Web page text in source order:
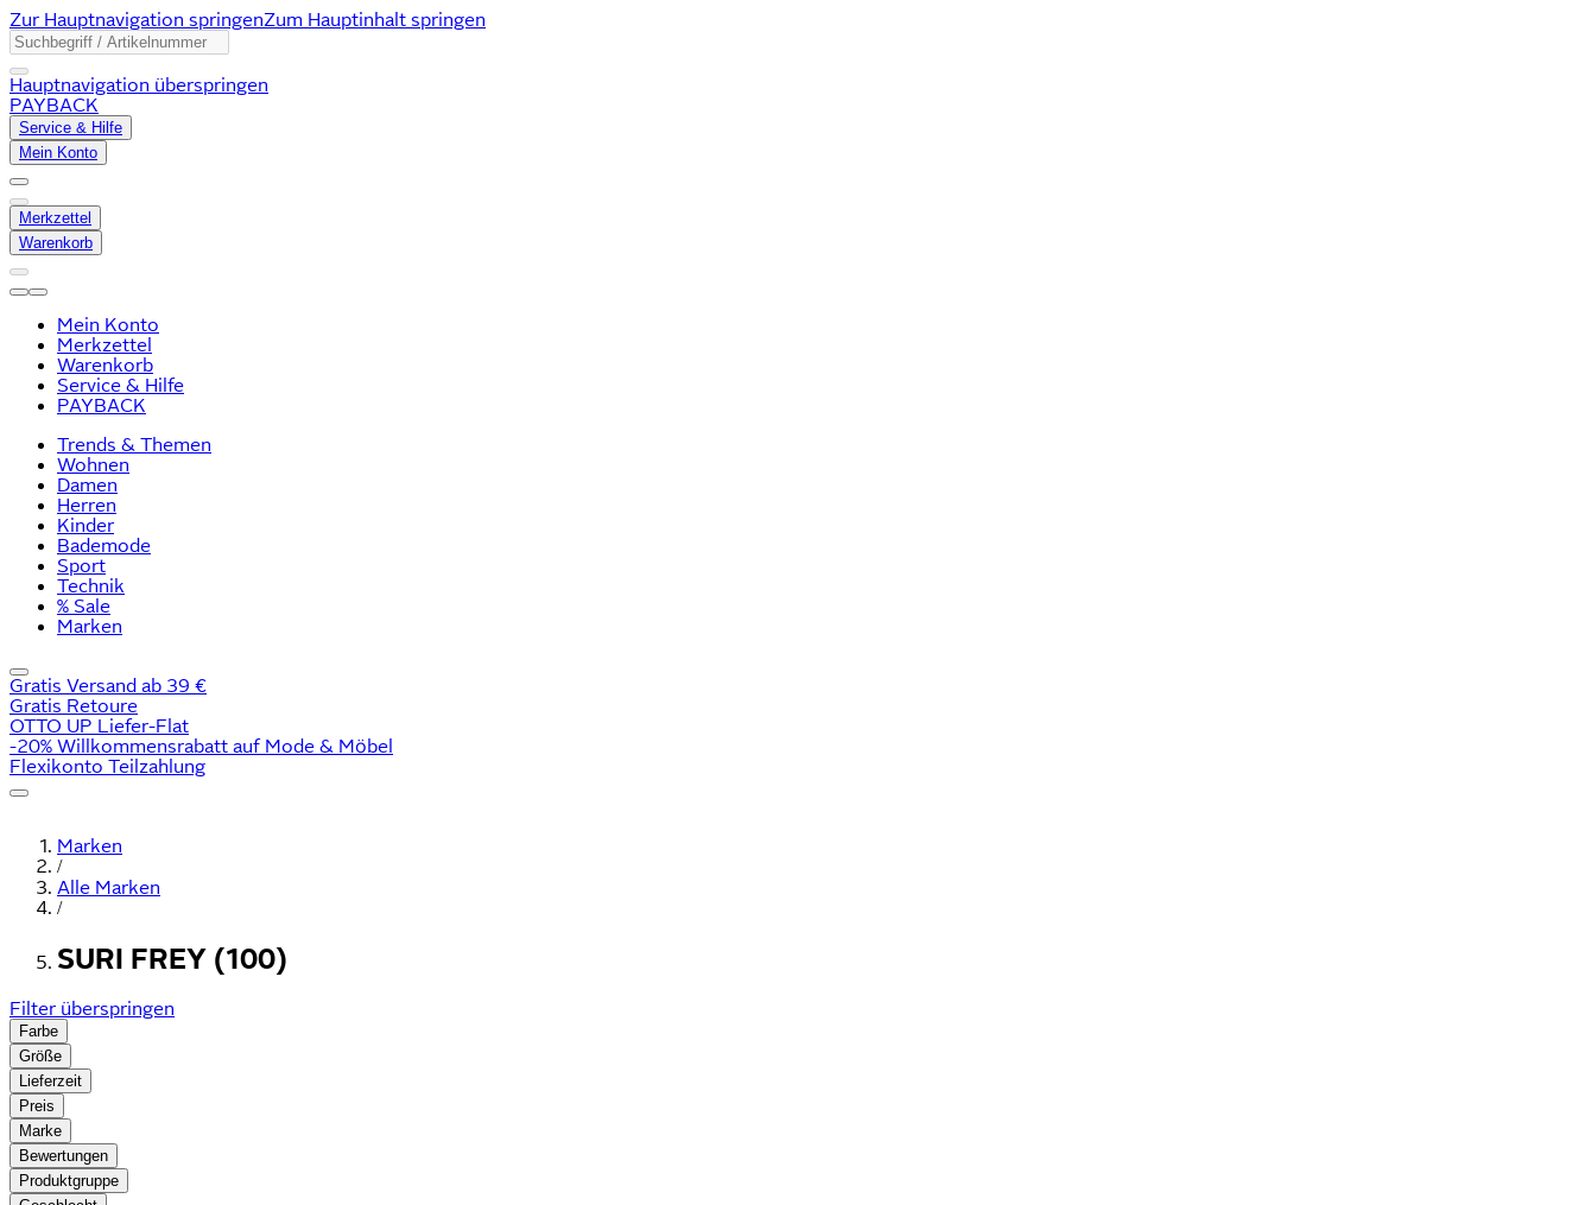
Zur Hauptnavigation springenZum Hauptinhalt springen
Hauptnavigation überspringen
PAYBACK
Service & Hilfe
Mein Konto
Merkzettel
Warenkorb
Mein Konto
Merkzettel
Warenkorb
Service & Hilfe
PAYBACK
Trends & Themen
Wohnen
Damen
Herren
Kinder
Bademode
Sport
Technik
% Sale
Marken
Gratis Versand ab 39 €
Gratis Retoure
OTTO UP Liefer-Flat
-20% Willkommensrabatt auf Mode & Möbel
Flexikonto Teilzahlung
Marken
/
Alle Marken
/
SURI FREY (100)
Filter überspringen
Farbe
Größe
Lieferzeit
Preis
Marke
Bewertungen
Produktgruppe